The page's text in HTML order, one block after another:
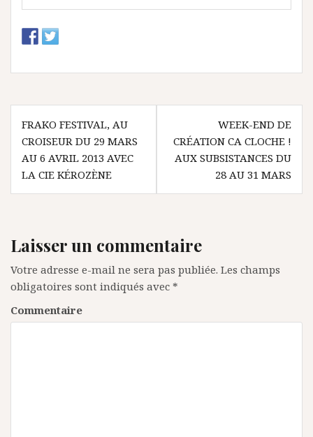
N
i
a
t
i
o
FRAKO FESTIVAL, AU
CROISEUR DU 29 MARS
AU 6 AVRIL 2013 AVEC
LA CIE KÉROZÈNE
WEEK-END DE
CRÉATION CA CLOCHE !
AUX SUBSISTANCES DU
28 AU 31 MARS
Laisser un commentaire
Votre adresse e-mail ne sera pas publiée. Les champs
obligatoires sont indiqués avec *
Commentaire